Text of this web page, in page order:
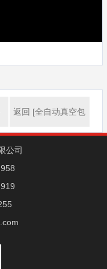
返回 [全自动真空包
公司